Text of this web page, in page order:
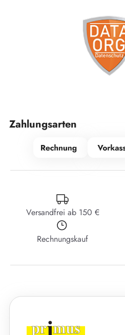
Zahlungsarten
Versandfrei ab 150 €
Rechnungskauf